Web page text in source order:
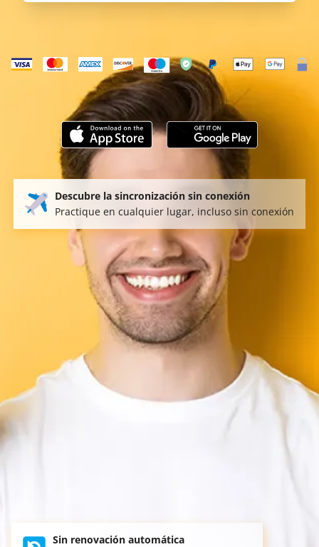
Descubre la sincronización sin conexión
Practique en cualquier lugar, incluso sin conexión
Sin renovación automática